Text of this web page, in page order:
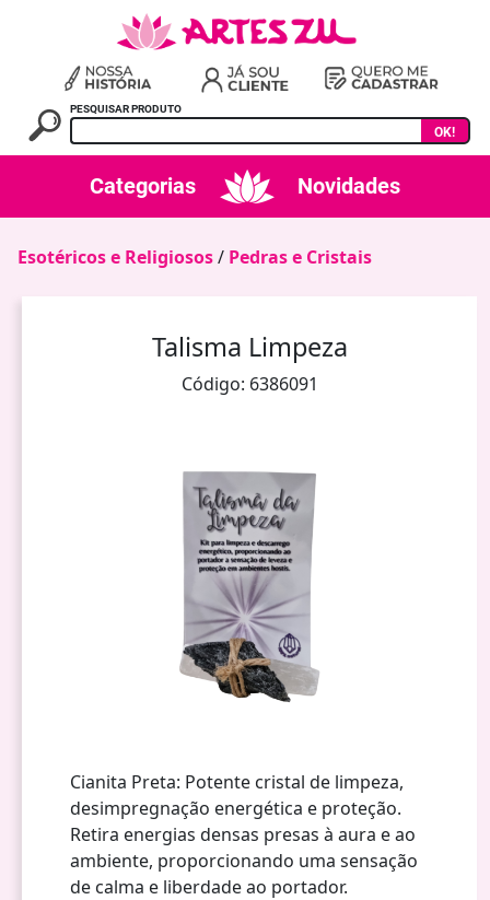
PESQUISAR PRODUTO
OK!
Categorias Novidades
Esotéricos e Religiosos/ Pedras e Cristais
Talisma Limpeza
Código: 6386091
Cianita Preta: Potente cristal de limpeza,
desimpregnação energética e proteção.
Retira energias densas presas à aura e ao
ambiente, proporcionando uma sensação
de calma e liberdade ao portador.